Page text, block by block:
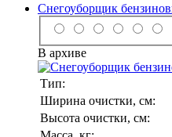
Снегоуборщик
В архиве
Тип:
Ширина очистки, см:
Высота очистки, см: